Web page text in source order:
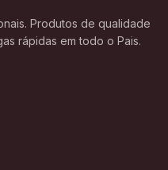
Produtos de qualidade
rápidas em todo o Pais.